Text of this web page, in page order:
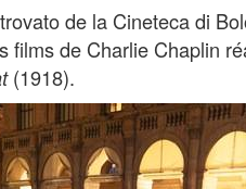
de la Cineteca di
films de Charlie Chaplin
(1918).